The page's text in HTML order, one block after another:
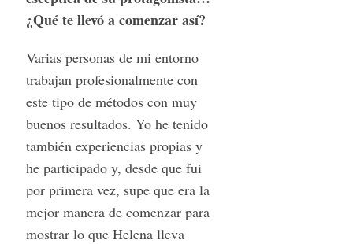
¿Qué te llevó a comenzar así?
Varias personas de mi entorno
trabajan profesionalmente con
este tipo de métodos con muy
buenos resultados. Yo he tenido
también experiencias propias y
he participado y, desde que fui
por primera vez, supe que era la
mejor manera de comenzar para
mostrar lo que Helena lleva